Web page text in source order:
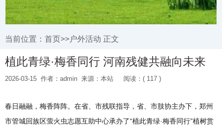
当前位置： 首页>>户外活动 正文
植此青绿·梅香同行 河南残健共融向未来
2026-03-15 作者：admin 来源：本站 阅读：( 117 )
春日融融，梅香阵阵。在省、市残联指导，省、市肢协主办下，郑州
市管城回族区萤火虫志愿互助中心承办了“植此青绿·梅香同行”植树赏